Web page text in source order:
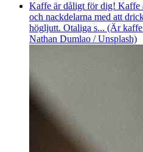
Kaffe är dåligt för dig! Kaffe
och nackdelarna med att
högljutt. Otaliga s... (Är
Nathan Dumlao / Unsplash)